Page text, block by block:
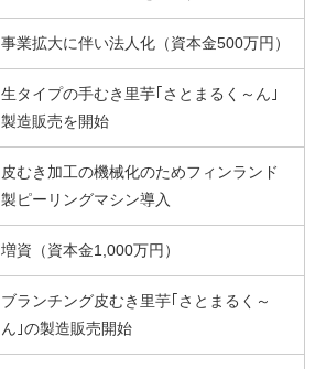
事業拡大に伴い法人化（資本金500万円）
生タイプの手むき里芋｢さとまるく～ん｣
製造販売を開始
皮むき加工の機械化のためフィンランド
製ピーリングマシン導入
増資（資本金1,000万円）
ブランチング皮むき里芋｢さとまるく～
ん｣の製造販売開始